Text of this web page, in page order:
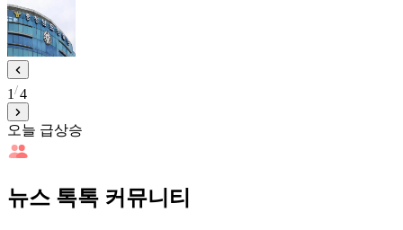
1 4
오늘 급상승
뉴스 톡톡 커뮤니티